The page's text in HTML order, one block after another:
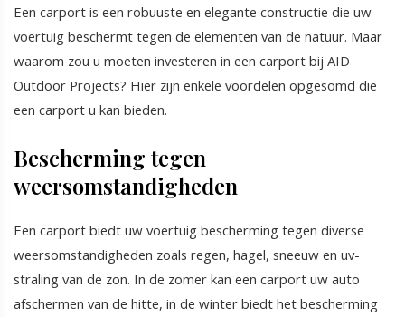
Een carport is een robuuste en elegante constructie die uw
voertuig beschermt tegen de elementen van de natuur. Maar
waarom zou u moeten investeren in een carport bij AID
Outdoor Projects? Hier zijn enkele voordelen opgesomd die
een carport u kan bieden.
Bescherming tegen
weersomstandigheden
Een carport biedt uw voertuig bescherming tegen diverse
weersomstandigheden zoals regen, hagel, sneeuw en uv-
straling van de zon. In de zomer kan een carport uw auto
afschermen van de hitte, in de winter biedt het bescherming